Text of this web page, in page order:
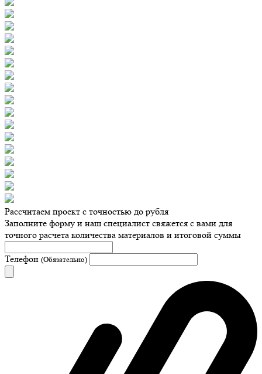
Рассчитаем проект с точностью до рубля
Заполните форму и наш специалист свяжется с вами для
точного расчета количества материалов и итоговой суммы
Телефон (Обязательно)